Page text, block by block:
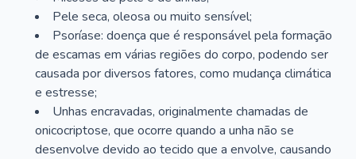
Pele seca, oleosa ou muito sensível;
Psoríase: doença que é responsável pela formação
de escamas em várias regiões do corpo, podendo ser
causada por diversos fatores, como mudança climática
e estresse;
Unhas encravadas, originalmente chamadas de
onicocriptose, que ocorre quando a unha não se
desenvolve devido ao tecido que a envolve, causando